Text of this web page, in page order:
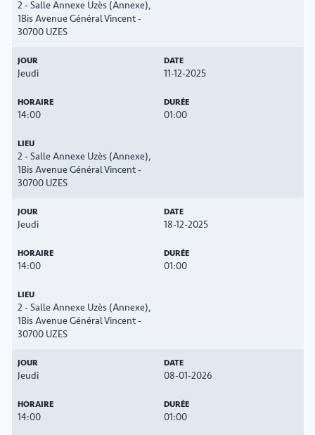
2 - Salle Annexe Uzès (Annexe),
1Bis Avenue Général Vincent -
30700 UZES
Jeudi 11-12-2025
14:00 01:00
2 - Salle Annexe Uzès (Annexe),
1Bis Avenue Général Vincent -
30700 UZES
Jeudi 18-12-2025
14:00 01:00
2 - Salle Annexe Uzès (Annexe),
1Bis Avenue Général Vincent -
30700 UZES
Jeudi 08-01-2026
14:00 01:00